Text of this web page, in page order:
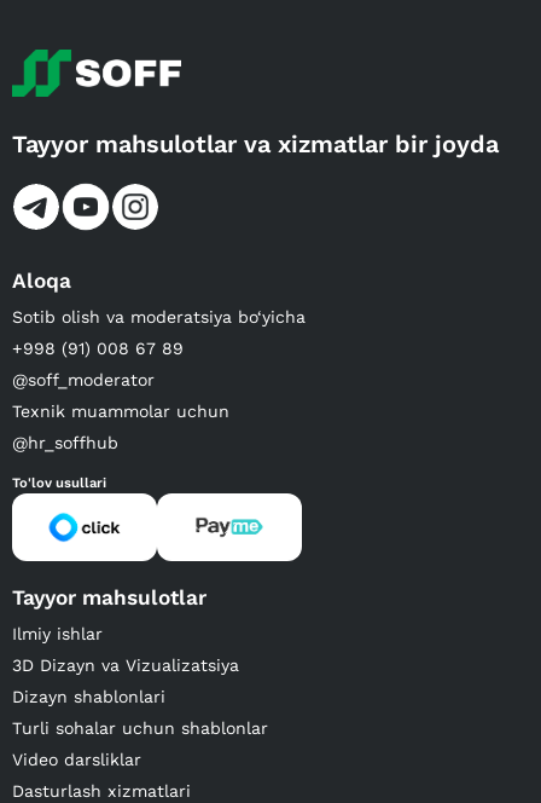
Tayyor mahsulotlar va xizmatlar bir joyda
Aloqa
Sotib olish va moderatsiya bo‘yicha
+998 (91) 008 67 89
@soff_moderator
Texnik muammolar uchun
@hr_soffhub
To'lov usullari
Tayyor mahsulotlar
Ilmiy ishlar
3D Dizayn va Vizualizatsiya
Dizayn shablonlari
Turli sohalar uchun shablonlar
Video darsliklar
Dasturlash xizmatlari